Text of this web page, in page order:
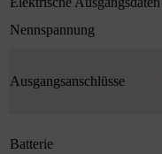
Nennspannung
Ausgangsanschlüsse
Batterie